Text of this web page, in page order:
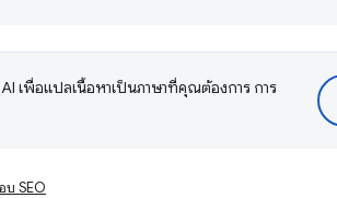
เพื่อแปลเนื้อหาเป็นภาษาที่คุณต้องการ การ
บ SEO